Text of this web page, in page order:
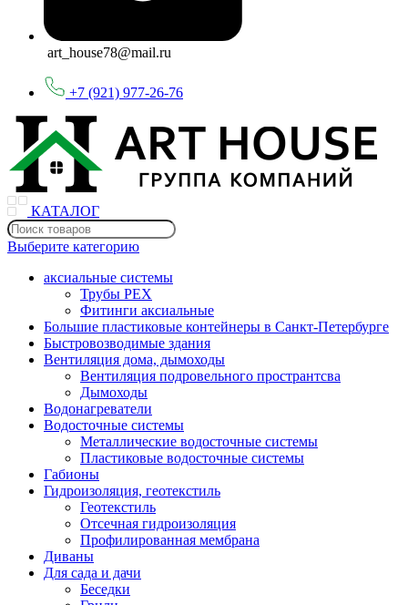
art_house78@mail.ru
+7 (921) 977-26-76
КАТАЛОГ
Выберите категорию
аксиальные системы
Трубы PEX
Фитинги аксиальные
Большие пластиковые контейнеры в Санкт-Петербурге
Быстровозводимые здания
Вентиляция дома, дымоходы
Вентиляция подровельного пространтсва
Дымоходы
Водонагреватели
Водосточные системы
Металлические водосточные системы
Пластиковые водосточные системы
Габионы
Гидроизоляция, геотекстиль
Геотекстиль
Отсечная гидроизоляция
Профилированная мембрана
Диваны
Для сада и дачи
Беседки